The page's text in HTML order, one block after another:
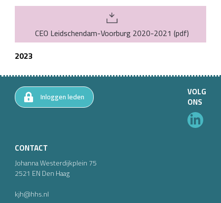
CEO Leidschendam-Voorburg 2020-2021 (pdf)
2023
CONTACT
Johanna Westerdijkplein75
2521 ENDen Haag
kjh@hhs.nl
Inloggen leden VOLG
ONS